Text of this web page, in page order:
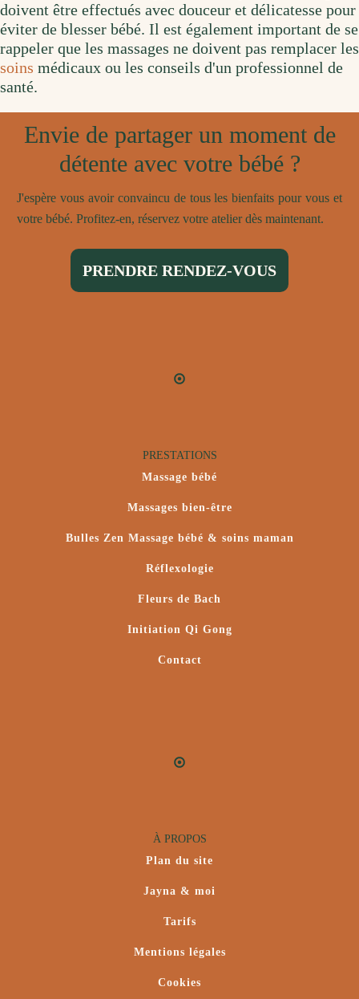
doivent être effectués avec douceur et délicatesse pour
éviter de blesser bébé. Il est également important de se
rappeler que les massages ne doivent pas remplacer les
soins médicaux ou les conseils d'un professionnel de
santé.
Envie de partager un moment de
détente avec votre bébé ?
J'espère vous avoir convaincu de tous les bienfaits pour vous et
votre bébé. Profitez-en, réservez votre atelier dès maintenant.
PRENDRE RENDEZ-VOUS
PRESTATIONS
Massage bébé
Massages bien-être
Bulles Zen Massage bébé & soins maman
Réflexologie
Fleurs de Bach
Initiation Qi Gong
Contact
À PROPOS
Plan du site
Jayna & moi
Tarifs
Mentions légales
Cookies